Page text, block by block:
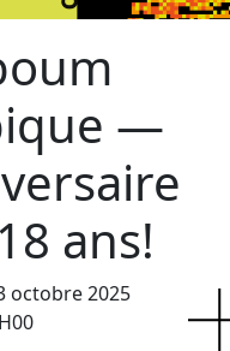
—
ans!
octobre 2025